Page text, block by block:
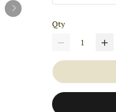
Qty